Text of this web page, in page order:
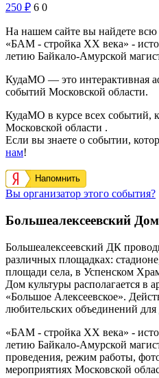
250 ₽ 6 0
На нашем сайте вы найдете
«БАМ - стройка ХХ века» -
летию Байкало-Амурской
КудаМО — это интерактивная
событий Московской области.
КудаМО в курсе всех событий,
Московской области .
Если вы знаете о событии,
нам!
Напомнить
Вы организатор этого события?
Большеалексеевский
Большеалексеевский ДК
различных площадках:
площади села, в Успенском
Дом культуры располагается в
«Большое Алексеевское».
любительских объединений для
«БАМ - стройка ХХ века» -
летию Байкало-Амурской
проведения, режим работы,
мероприятиях Московской